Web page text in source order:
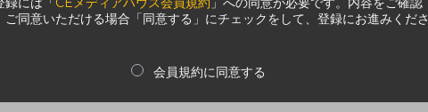
ご同意いただける場合「同意する」にチェックをして、登録にお進みくださ
会員規約に同意する